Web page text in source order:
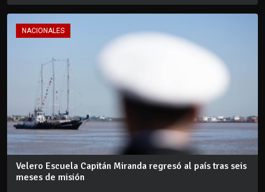
NACIONALES
Velero Escuela Capitán Miranda regresó al país tras seis
meses de misión